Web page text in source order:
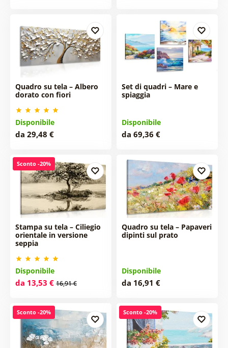
Quadro su tela – Albero
dorato con fiori
Disponibile
da 29,48 €
Set di quadri – Mare e
spiaggia
Disponibile
da 69,36 €
Sconto -20%
Stampa su tela – Ciliegio
orientale in versione
seppia
Disponibile
da 13,53 € 16,91 €
Quadro su tela – Papaveri
dipinti sul prato
Disponibile
da 16,91 €
Sconto -20% Sconto -20%